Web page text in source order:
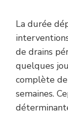
La durée
de drains
quelques
complète
semaines.